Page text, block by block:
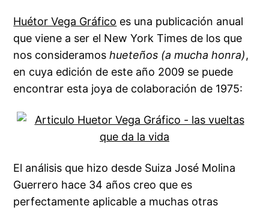
Huétor Vega Gráfico es una publicación anual
que viene a ser el New York Times de los que
nos consideramoshueteños (a mucha honra),
en cuya edición de este año 2009 se puede
encontrar esta joya de colaboración de 1975:
El análisis que hizo desde Suiza José Molina
Guerrero hace 34 años creo que es
perfectamente aplicable a muchas otras